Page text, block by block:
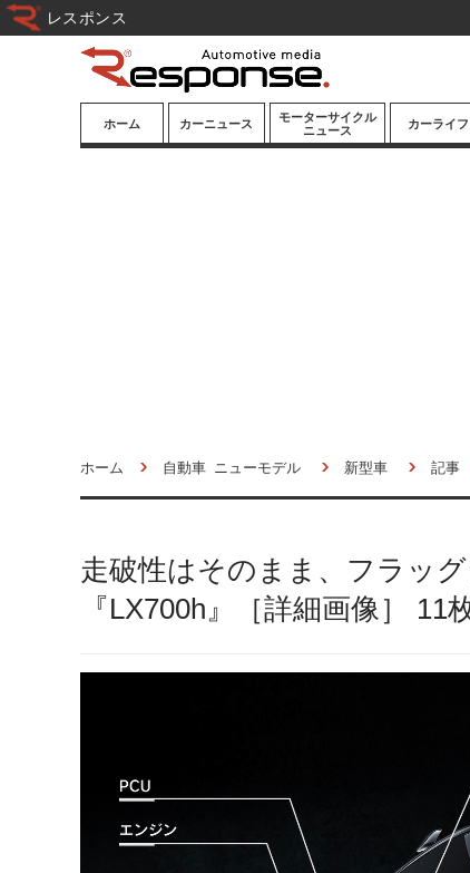
ホーム カーニュース
モーターサイクル
ニュース
カーライフ
ホーム 自動車 ニューモデル 新型車 記事
走破性はそのまま、フラッ
『LX700h』［詳細画像］ 11
レスポンス